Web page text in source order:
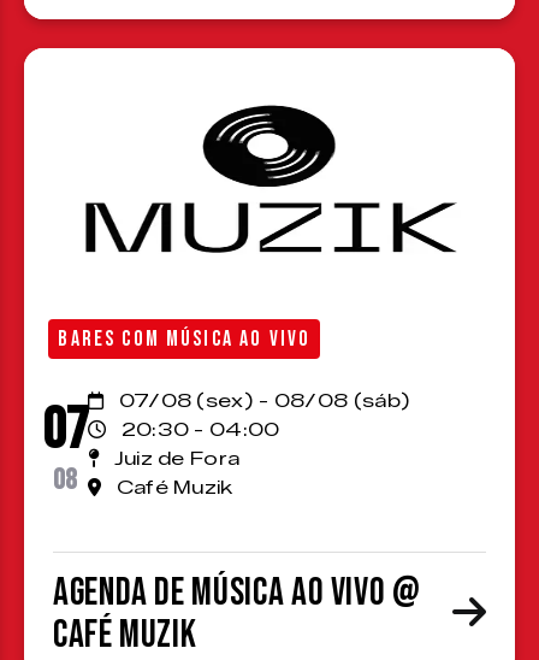
BARES COM MÚSICA AO VIVO
07
08
07/08 (sex) - 08/08 (sáb)
20:30 - 04:00
Juiz de Fora
Café Muzik
Agenda de Música ao Vivo @
Café Muzik